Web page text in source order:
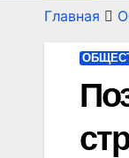
Главная